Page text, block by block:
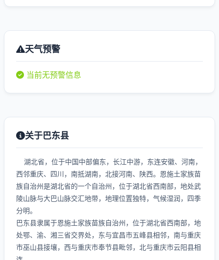
天气预警
当前无预警信息
关于巴东县
湖北省，位于中国中部偏东，长江中游，东连安徽、河南，
西邻重庆、四川，南抵湖南，北接河南、陕西。恩施土家族苗
族自治州是湖北省的一个自治州，位于湖北省西南部，地处武
陵山脉与大巴山脉交汇地带，地理位置独特，气候湿润，四季
分明。
巴东县隶属于恩施土家族苗族自治州，位于湖北省西南部，地
处鄂、渝、湘三省交界处，东与宜昌市五峰县相邻，南与重庆
市巫山县接壤，西与重庆市奉节县毗邻，北与重庆市云阳县相